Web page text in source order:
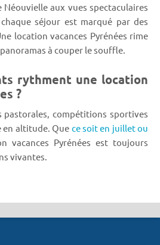
aux vues spectaculaires
séjour est marqué par des
location vacances Pyrénées rime
à couper le souffle.
rythment une location
?
pastorales, compétitions sportives
en altitude. Que ce soit en juillet ou
vacances Pyrénées est toujours
vivantes.